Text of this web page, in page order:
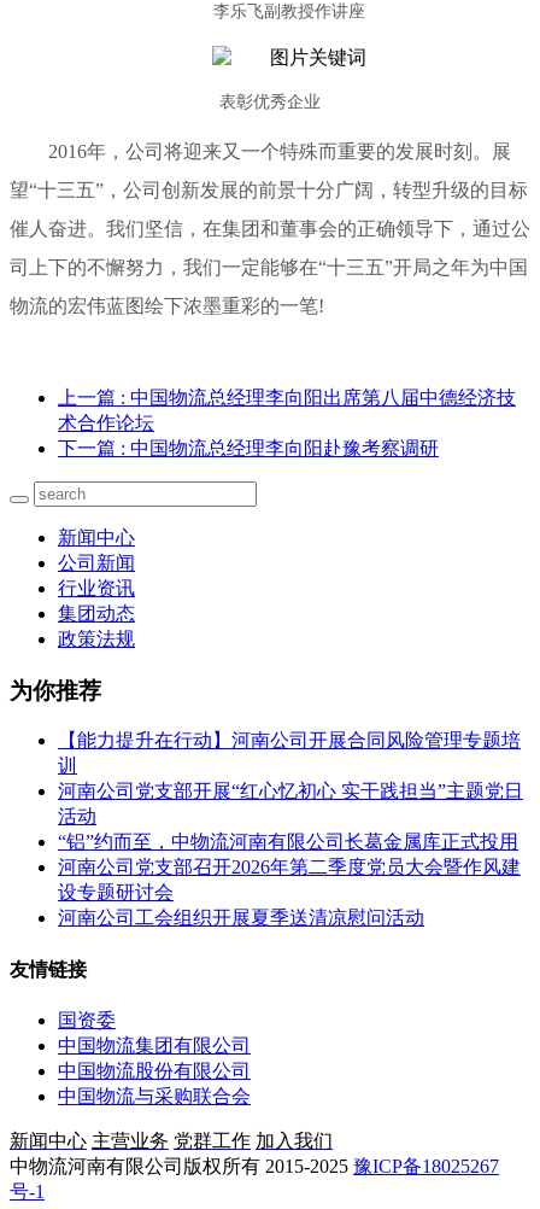
李乐飞副教授作讲座
表彰优秀企业
2016年，公司将迎来又一个特殊而重要的发展时刻。展
望“十三五”，公司创新发展的前景十分广阔，转型升级的目标
催人奋进。我们坚信，在集团和董事会的正确领导下，通过公
司上下的不懈努力，我们一定能够在“十三五”开局之年为中国
物流的宏伟蓝图绘下浓墨重彩的一笔!
上一篇 : 中国物流总经理李向阳出席第八届中德经济技
术合作论坛
下一篇 : 中国物流总经理李向阳赴豫考察调研
新闻中心
公司新闻
行业资讯
集团动态
政策法规
为你推荐
【能力提升在行动】河南公司开展合同风险管理专题培
训
河南公司党支部开展“红心忆初心 实干践担当”主题党日
活动
“铝”约而至，中物流河南有限公司长葛金属库正式投用
河南公司党支部召开2026年第二季度党员大会暨作风建
设专题研讨会
河南公司工会组织开展夏季送清凉慰问活动
友情链接
国资委
中国物流集团有限公司
中国物流股份有限公司
中国物流与采购联合会
新闻中心 主营业务 党群工作 加入我们
中物流河南有限公司版权所有 2015-2025 豫ICP备18025267
号-1